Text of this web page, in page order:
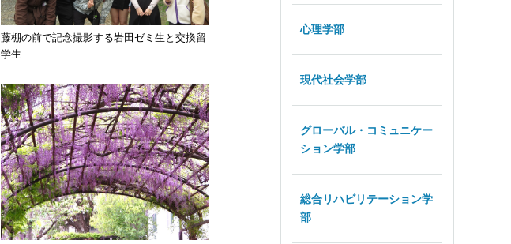
藤棚の前で記念撮影する岩田ゼミ生と交換留
学生
心理学部
現代社会学部
グローバル・コミュニケー
ション学部
総合リハビリテーション学
部